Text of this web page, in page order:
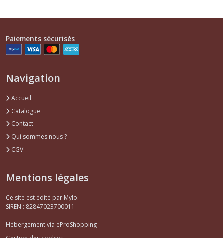
Afficher
les
résultats
Paiements sécurisés
Navigation
Accueil
Catalogue
Contact
Qui sommes nous ?
CGV
Mentions légales
Ce site est édité par Mylo.
SIREN : 82847023700011
Hébergement via eProShopping